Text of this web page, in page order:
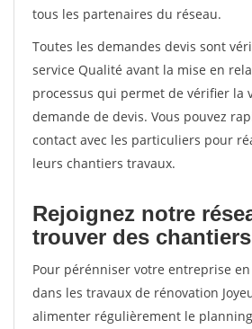
tous les partenaires du réseau.
Toutes les demandes devis sont
service Qualité avant la mise en
processus qui permet de vérifier la
demande de devis. Vous pouvez
contact avec les particuliers pour
leurs chantiers travaux.
Rejoignez notre
trouver des
Pour pérénniser votre entreprise
dans les travaux de rénovation
alimenter régulièrement le